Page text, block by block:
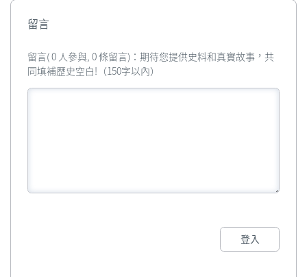
留言
留言( 0 人參與, 0 條留言)：期待您提供史料和真實故事，共
同填補歷史空白!（150字以內）
登入